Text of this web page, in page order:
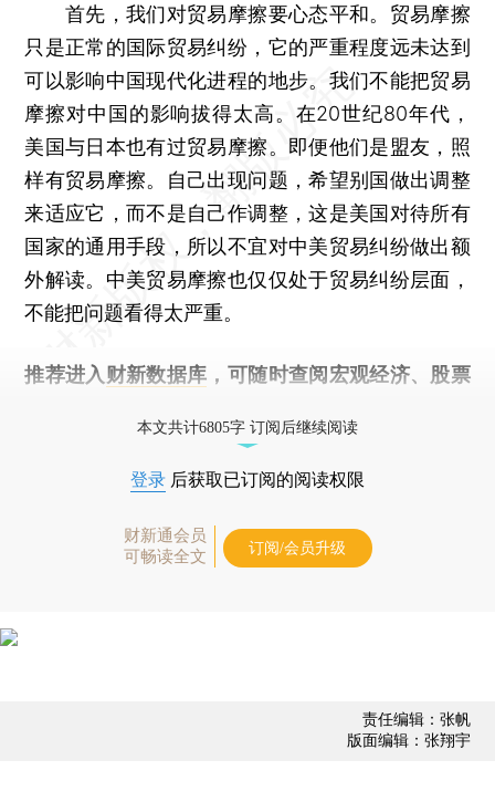
首先，我们对贸易摩擦要心态平和。贸易摩擦
只是正常的国际贸易纠纷，它的严重程度远未达到
可以影响中国现代化进程的地步。我们不能把贸易
摩擦对中国的影响拔得太高。在20世纪80年代，
美国与日本也有过贸易摩擦。即便他们是盟友，照
样有贸易摩擦。自己出现问题，希望别国做出调整
来适应它，而不是自己作调整，这是美国对待所有
国家的通用手段，所以不宜对中美贸易纠纷做出额
外解读。中美贸易摩擦也仅仅处于贸易纠纷层面，
不能把问题看得太严重。
推荐进入 财新数据库 ，可随时查阅宏观经济、股票
本文共计6805字 订阅后继续阅读
登录 后获取已订阅的阅读权限
财新通会员
可畅读全文
订阅/会员升级
责任编辑：张帆
版面编辑：张翔宇